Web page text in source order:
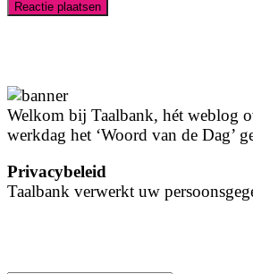
Welkom bij Taalbank, hét weblog
werkdag het ‘Woord van de Dag’
Privacybeleid
Taalbank verwerkt uw